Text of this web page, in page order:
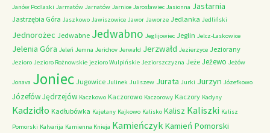
Janów Podlaski Jarmatów Jarnatów Jarnice Jarosławiec Jasionna Jastarnia
Jastrzębia Góra Jaszkowo Jawiszowice Jawor Jaworze Jedlanka Jedliński
Jednorożec Jedwabne Jedwabno Jeglijowiec Jeglin Jelcz-Laskowice
Jelenia Góra Jeleń Jemna Jerichov Jerwałd Jerzwałd Jezierzyce Jeziorany
Jezioro Jezioro Rożnowskie jezioro Wulpińskie Jeziorszczyzna Jeże Jeżewo Jeżów
Jonava Joniec Jugowice Julinek Juliszew Jurata Jurki Jurzyn Józefkowo
JózefówJędrzejów Kaczkowo Kaczorowo Kaczorowy Kaczory Kadyny
Kadzidło Kadłubówka Kajetany Kajkowo Kalisko Kalisz Kaliszki Kalisz
Pomorski Kalvarija Kamienna Knieja Kamieńczyk Kamień Pomorski